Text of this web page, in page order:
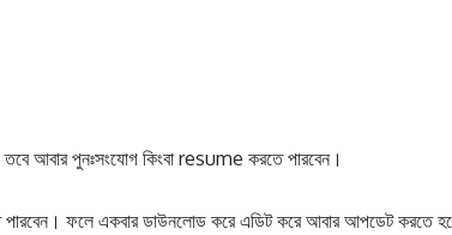
তবে আবার পুনঃসংযোগ কিংবা resume করতে পারবেন।
পারবেন। ফলে একবার ডাউনলোড করে এডিট করে আবার আপডেট করতে